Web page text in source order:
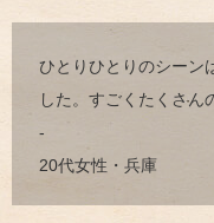
ひとりひとりのシーン
した。すごくたくさん
-
20代女性・兵庫